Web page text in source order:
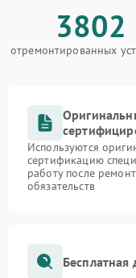
3802
отремонтированных
Используются
сертификацию
работу после
обязательств